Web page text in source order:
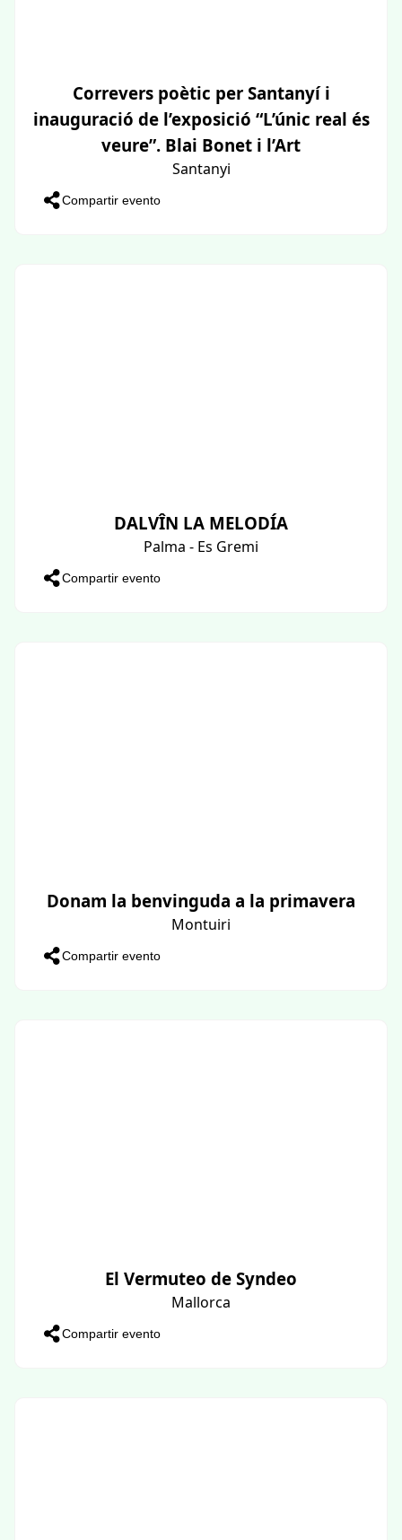
Correvers poètic per Santanyí i
inauguració de l’exposició “L’únic real és
veure”. Blai Bonet i l’Art
Santanyi
Compartir evento
DALVÎN LA MELODÍA
Palma - Es Gremi
Compartir evento
Donam la benvinguda a la primavera
Montuiri
Compartir evento
El Vermuteo de Syndeo
Mallorca
Compartir evento